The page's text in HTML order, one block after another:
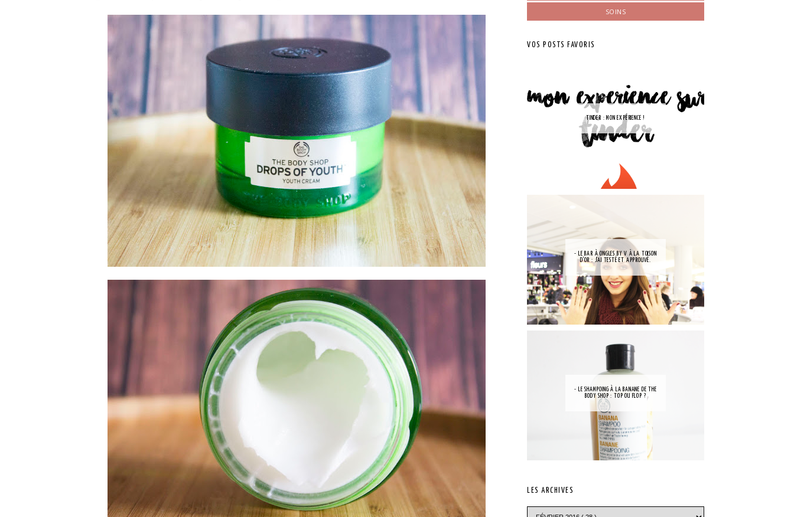
SOINS
VOS POSTS FAVORIS
TINDER : MON EXPÉRIENCE !
- LE BAR À ONGLES BY V À LA TOISON
D'OR : J'AI TESTÉ ET APPROUVÉ.
- LE SHAMPOING À LA BANANE DE THE
BODY SHOP : TOP OU FLOP ?
LES ARCHIVES